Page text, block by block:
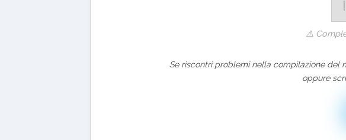
⚠️
Se riscontri problemi nella compilazione del
oppure